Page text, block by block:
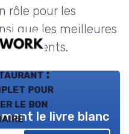
rôle pour les
que les meilleures
paiements.
:
pour
le bon
le livre blanc